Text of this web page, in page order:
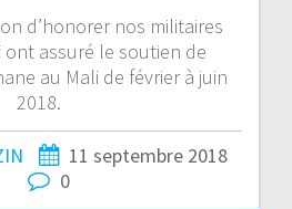
d’honorer nos militaires
ont assuré le soutien de
au Mali de février à juin
2018.
11 septembre 2018
0